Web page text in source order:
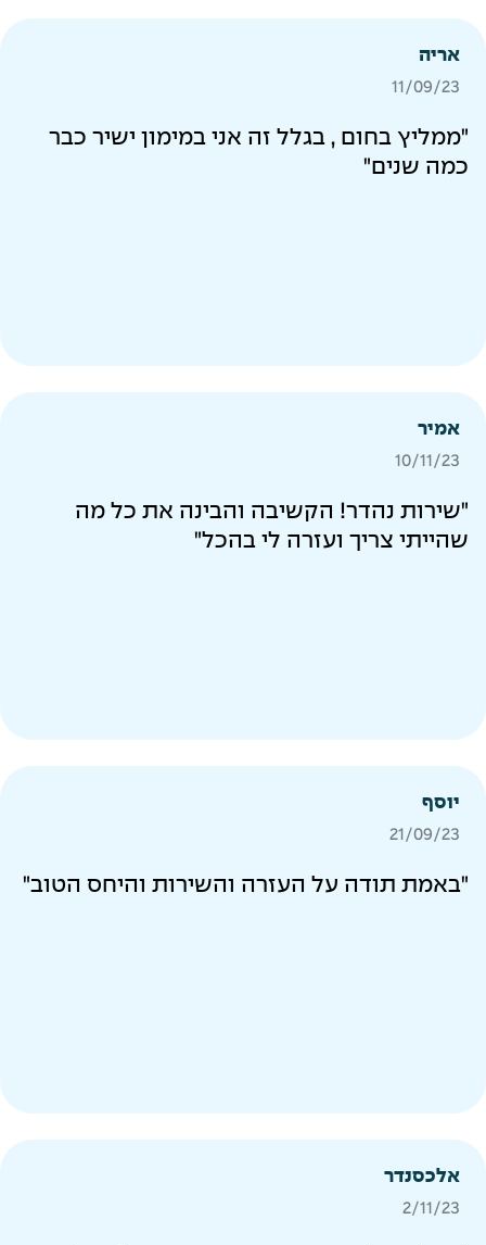
אריה
11/09/23
"ממליץ בחום , בגלל זה אני במימון ישיר כבר
כמה שנים"
אמיר
10/11/23
"שירות נהדר! הקשיבה והבינה את כל מה
שהייתי צריך ועזרה לי בהכל"
יוסף
21/09/23
"באמת תודה על העזרה והשירות והיחס הטוב"
אלכסנדר
2/11/23